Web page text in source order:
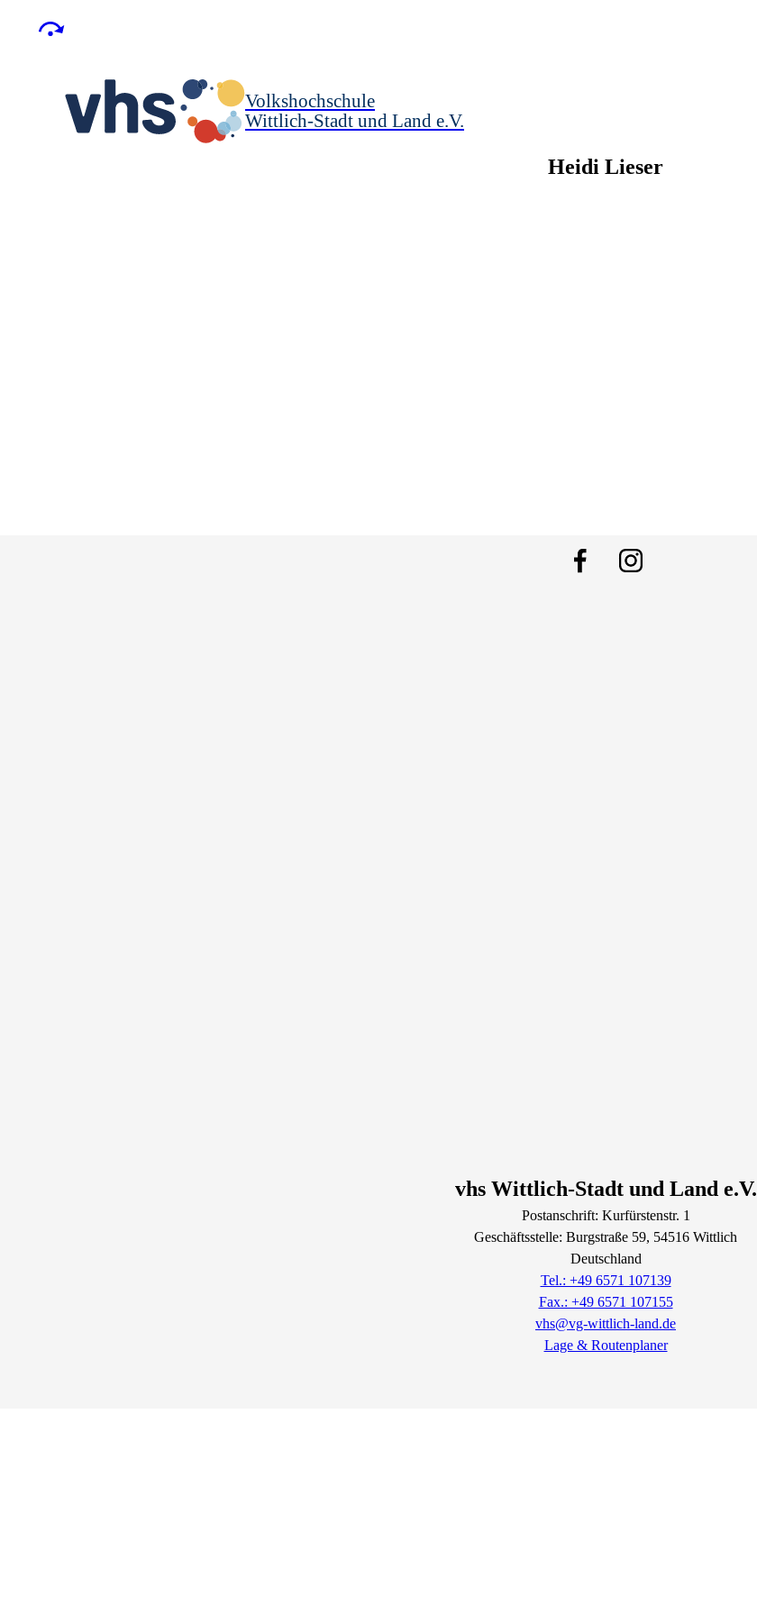
Volkshochschule
Wittlich-Stadt und Land e.V.
Heidi Lieser
vhs Wittlich-Stadt und Land e.V.
Postanschrift: Kurfürstenstr. 1
Geschäftsstelle: Burgstraße 59, 54516 Wittlich
Deutschland
Tel.: +49 6571 107139
Fax.: +49 6571 107155
vhs@vg-wittlich-land.de
Lage & Routenplaner